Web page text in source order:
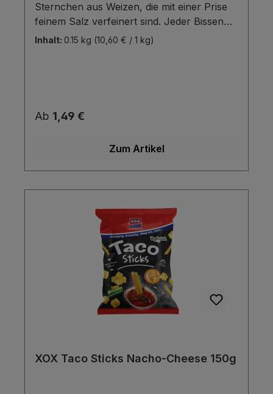
Sternchen aus Weizen, die mit einer Prise
feinem Salz verfeinert sind. Jeder Bissen
bringt nicht nur leckeren Geschmack,
Inhalt: 0.15 kg (10,60 € / 1 kg)
Regulärer Preis:
Ab 1,49 €
Zum Artikel
XOX Taco Sticks Nacho-Cheese 150g